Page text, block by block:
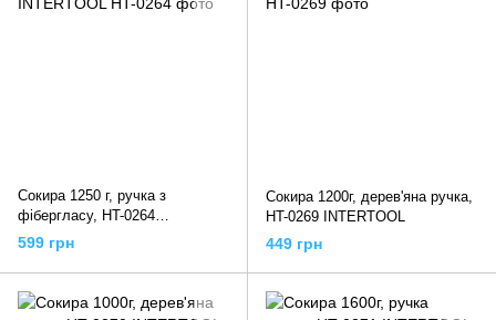
Сокира 1250 г, ручка з
фібергласу, HT-0264
INTERTOOL
599 грн
Сокира 1200г, дерев'яна ручка,
HT-0269 INTERTOOL
449 грн